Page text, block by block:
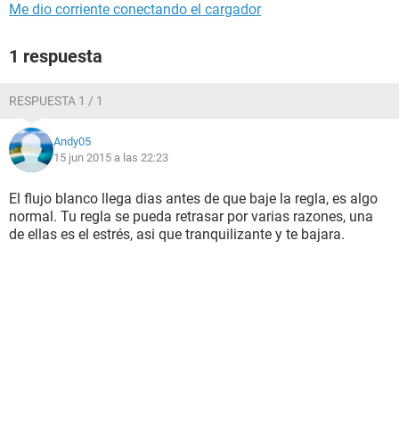
Me dio corriente conectando el cargador
1 respuesta
RESPUESTA 1 / 1
Andy05
15 jun 2015 a las 22:23
El flujo blanco llega dias antes de que baje la regla, es algo
normal. Tu regla se pueda retrasar por varias razones, una
de ellas es el estrés, asi que tranquilizante y te bajara.